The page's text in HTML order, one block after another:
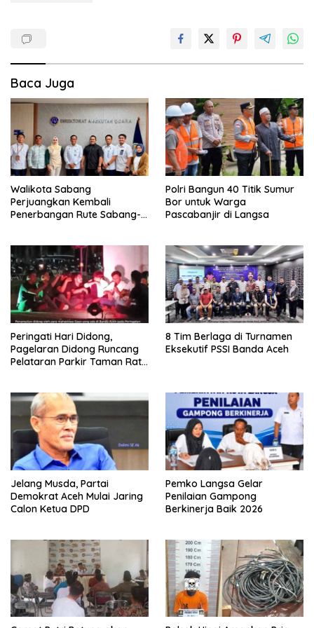
Baca Juga
Walikota Sabang
Perjuangkan Kembali
Penerbangan Rute Sabang-
Polri Bangun 40 Titik Sumur
Bor untuk Warga
Pascabanjir di Langsa
Peringati Hari Didong,
Pagelaran Didong Runcang
Pelataran Parkir Taman Ratu
8 Tim Berlaga di Turnamen
Eksekutif PSSI Banda Aceh
Jelang Musda, Partai
Demokrat Aceh Mulai Jaring
Calon Ketua DPD
Pemko Langsa Gelar
Penilaian Gampong
Berkinerja Baik 2026